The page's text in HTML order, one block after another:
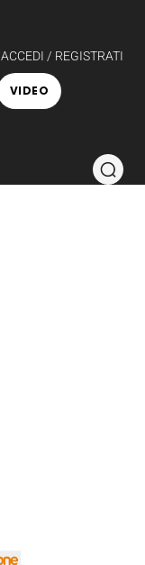
ACCEDI / REGISTRATI
VIDEO